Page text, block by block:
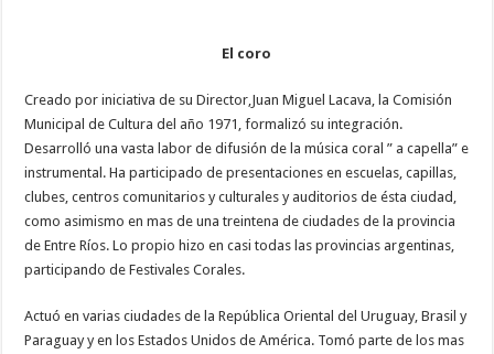
El coro
Creado por iniciativa de su Director,Juan Miguel Lacava, la Comisión
Municipal de Cultura del año 1971, formalizó su integración.
Desarrolló una vasta labor de difusión de la música coral ” a capella” e
instrumental. Ha participado de presentaciones en escuelas, capillas,
clubes, centros comunitarios y culturales y auditorios de ésta ciudad,
como asimismo en mas de una treintena de ciudades de la provincia
de Entre Ríos. Lo propio hizo en casi todas las provincias argentinas,
participando de Festivales Corales.
Actuó en varias ciudades de la República Oriental del Uruguay, Brasil y
Paraguay y en los Estados Unidos de América. Tomó parte de los mas